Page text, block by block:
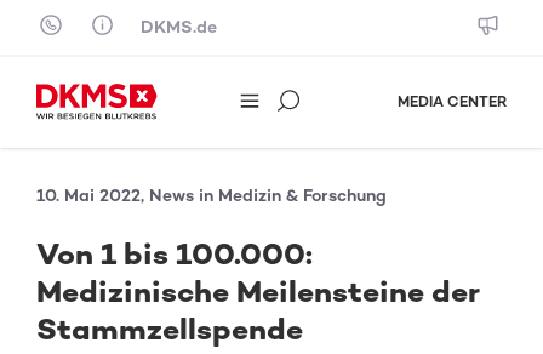
Skip to content
DKMS.de
MEDIA CENTER
10. Mai 2022, News in Medizin & Forschung
Von 1 bis 100.000:
Medizinische Meilensteine der
Stammzellspende